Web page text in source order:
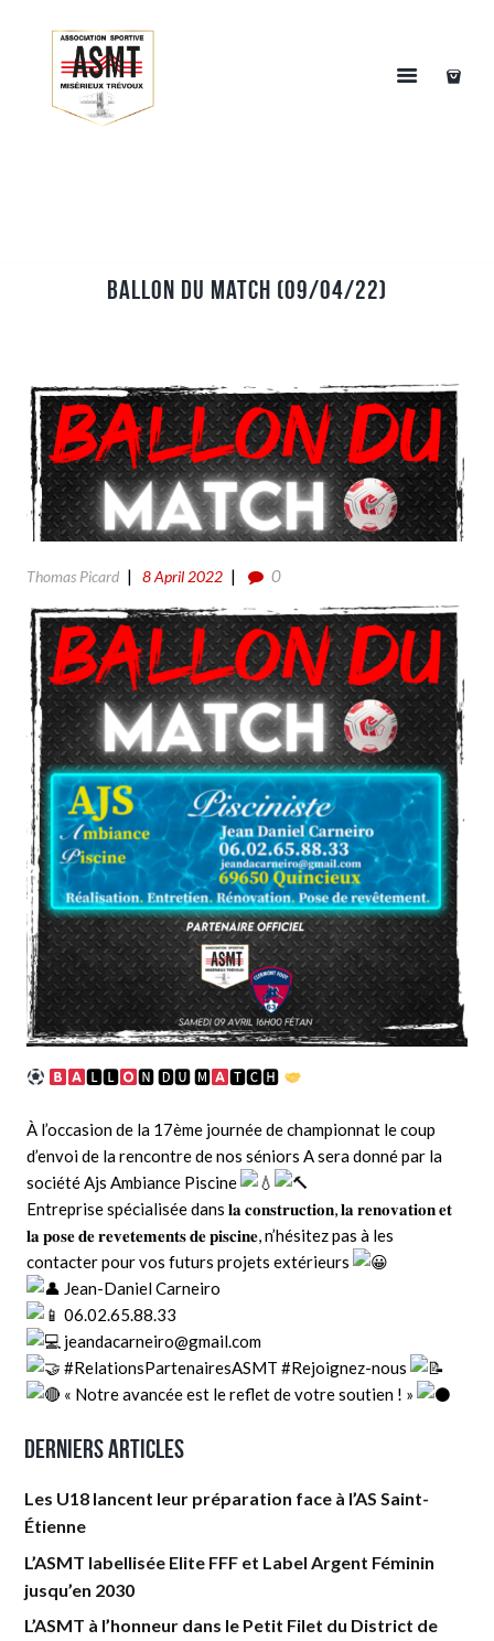
Ballon du match (09/04/22)
Thomas Picard 8 April 2022 0
🅻🅻 🅽 🅳🆄 🅼 🆃🅲🅷
À l’occasion de la 17ème journée de championnat le coup
d’envoi de la rencontre de nos séniors A sera donné par la
société Ajs Ambiance Piscine
Entreprise spécialisée dans 𝐥𝐚 𝐜𝐨𝐧𝐬𝐭𝐫𝐮𝐜𝐭𝐢𝐨𝐧, 𝐥𝐚 𝐫𝐞𝐧𝐨𝐯𝐚𝐭𝐢𝐨𝐧 𝐞𝐭
𝐥𝐚 𝐩𝐨𝐬𝐞 𝐝𝐞 𝐫𝐞𝐯𝐞𝐭𝐞𝐦𝐞𝐧𝐭𝐬 𝐝𝐞 𝐩𝐢𝐬𝐜𝐢𝐧𝐞, n’hésitez pas à les
contacter pour vos futurs projets extérieurs
Jean-Daniel Carneiro
06.02.65.88.33
jeandacarneiro@gmail.com
#RelationsPartenairesASMT #Rejoignez-nous
« Notre avancée est le reflet de votre soutien ! »
Derniers articles
Les U18 lancent leur préparation face à l’AS Saint-
Étienne
L’ASMT labellisée Elite FFF et Label Argent Féminin
jusqu’en 2030
L’ASMT à l’honneur dans le Petit Filet du District de